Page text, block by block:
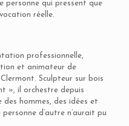
personne qui pressent que
réelle.
professionnelle,
et animateur de
Sculpteur sur bois
», il orchestre depuis
hommes, des idées et
d’autre n’aurait pu